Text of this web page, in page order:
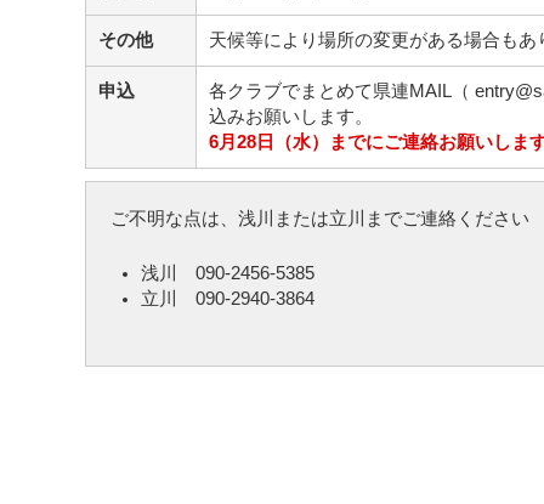
その他 天候等により場所の変更がある場合もあ
申込
各クラブでまとめて県連MAIL（
込みお願いします。
6月28日（水）までにご連絡お願いしま
ご不明な点は、浅川または立川までご連絡ください
浅川 090-2456-5385
立川 090-2940-3864